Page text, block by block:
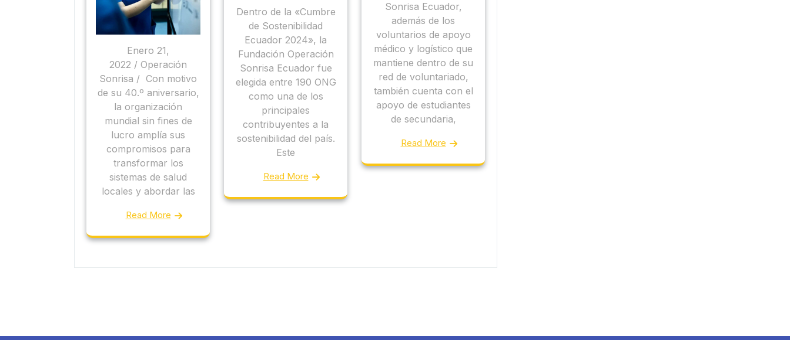
Enero 21,
2022 / Operación
Sonrisa / Con motivo
de su 40.º aniversario,
la organización
mundial sin fines de
lucro amplía sus
compromisos para
transformar los
sistemas de salud
locales y abordar las
Read More
Dentro de la «Cumbre
de Sostenibilidad
Ecuador 2024», la
Fundación Operación
Sonrisa Ecuador fue
elegida entre 190 ONG
como una de los
principales
contribuyentes a la
sostenibilidad del país.
Este
Read More
Sonrisa Ecuador,
además de los
voluntarios de apoyo
médico y logístico que
mantiene dentro de su
red de voluntariado,
también cuenta con el
apoyo de estudiantes
de secundaria,
Read More